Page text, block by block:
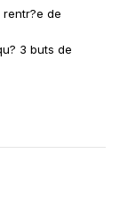
rentr?e de
3 buts de